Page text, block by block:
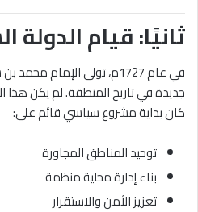
ثانيًا: قيام الدولة
في عام 1727م، تولى الإمام
جديدة في تاريخ المنطقة. لم يكن هذا
كان بداية مشروع سياسي قائم على:
توحيد المناطق المجاورة
بناء إدارة محلية منظمة
تعزيز الأمن والاستقرار